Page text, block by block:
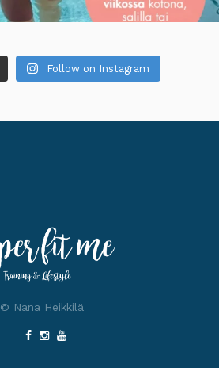
Follow on Instagram
© Nana Heikkilä